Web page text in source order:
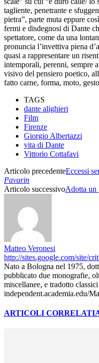
tagliente, penetrante e
pietra”, parte muta eppure
fermi e disdegnosi di Dante
spettatore, come da una
pronuncia l’invettiva piena
quasi a rappresentare un
intemporali, perenni, sempre
visivo del pensiero poetico,
fatto carne, forma, moto,
TAGS
dante alighieri
Film
Firenze
Giorgio Albertazzi
vita di Dante
Vittorio Cottafavi
Articolo precedenteEccessi
Pavarin
Articolo successivoAdotta un
Matteo Veronesi
http://sites.google.com/site/
Nato a Bologna nel 1975,
pubblicato due monografie,
miscellanee, e tradotto
independent.academia.edu/
ARTICOLI CORRELATI